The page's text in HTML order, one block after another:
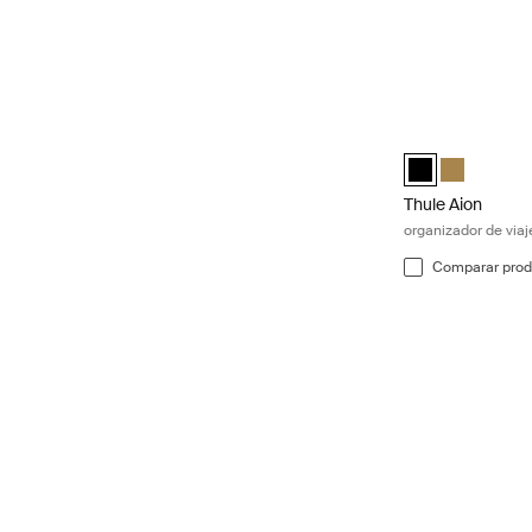
Thule Aion
Thule Aion
Thule Aion
organizador de
Comparar